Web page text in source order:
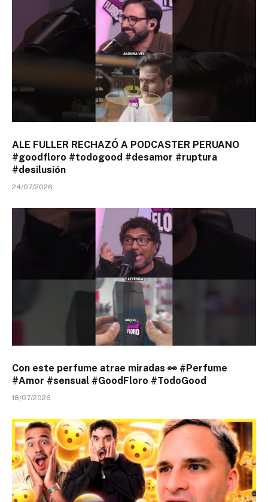
ALE FULLER RECHAZÓ A PODCASTER PERUANO
#goodfloro #todogood #desamor #ruptura
#desilusión
24/07/2026
Con este perfume atrae miradas 👀 #Perfume
#Amor #sensual #GoodFloro #TodoGood
18/07/2026